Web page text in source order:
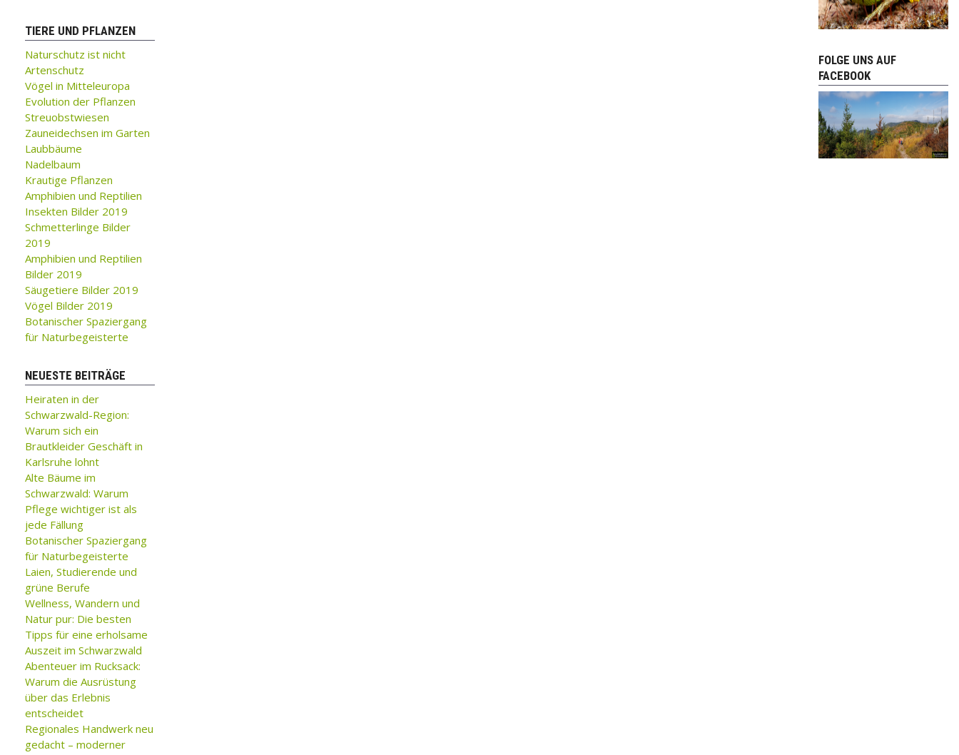
TIERE UND PFLANZEN
Naturschutz ist nicht
Artenschutz
Vögel in Mitteleuropa
Evolution der Pflanzen
Streuobstwiesen
Zauneidechsen im Garten
Laubbäume
Nadelbaum
Krautige Pflanzen
Amphibien und Reptilien
Insekten Bilder 2019
Schmetterlinge Bilder
2019
Amphibien und Reptilien
Bilder 2019
Säugetiere Bilder 2019
Vögel Bilder 2019
Botanischer Spaziergang
für Naturbegeisterte
NEUESTE BEITRÄGE
Heiraten in der
Schwarzwald-Region:
Warum sich ein
Brautkleider Geschäft in
Karlsruhe lohnt
Alte Bäume im
Schwarzwald: Warum
Pflege wichtiger ist als
jede Fällung
Botanischer Spaziergang
für Naturbegeisterte
Laien, Studierende und
grüne Berufe
Wellness, Wandern und
Natur pur: Die besten
Tipps für eine erholsame
Auszeit im Schwarzwald
Abenteuer im Rucksack:
Warum die Ausrüstung
über das Erlebnis
entscheidet
Regionales Handwerk neu
gedacht – moderner
FOLGE UNS AUF
FACEBOOK